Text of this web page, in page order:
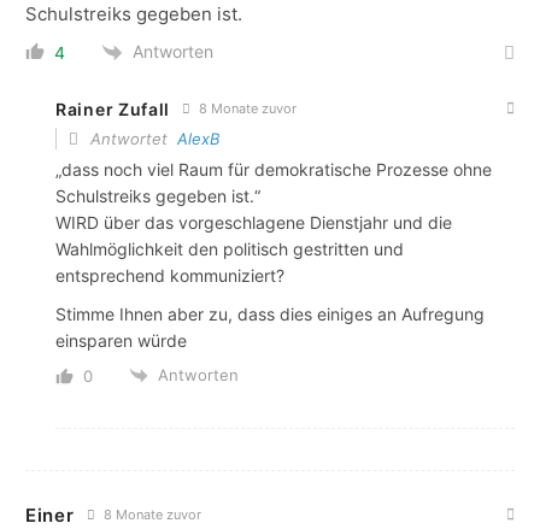
Schulstreiks gegeben ist.
4 Antworten
Rainer Zufall 8 Monate zuvor
Antwortet AlexB
„dass noch viel Raum für demokratische Prozesse ohne
Schulstreiks gegeben ist.“
WIRD über das vorgeschlagene Dienstjahr und die
Wahlmöglichkeit den politisch gestritten und
entsprechend kommuniziert?
Stimme Ihnen aber zu, dass dies einiges an Aufregung
einsparen würde
0 Antworten
Einer 8 Monate zuvor